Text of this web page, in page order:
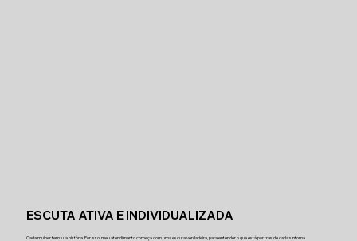
ESCUTA ATIVA E INDIVIDUALIZADA
Cada mulher tem sua história. Por isso, meu atendimento começa com uma escuta verdadeira, para entender o que está por trás de cada sintoma.